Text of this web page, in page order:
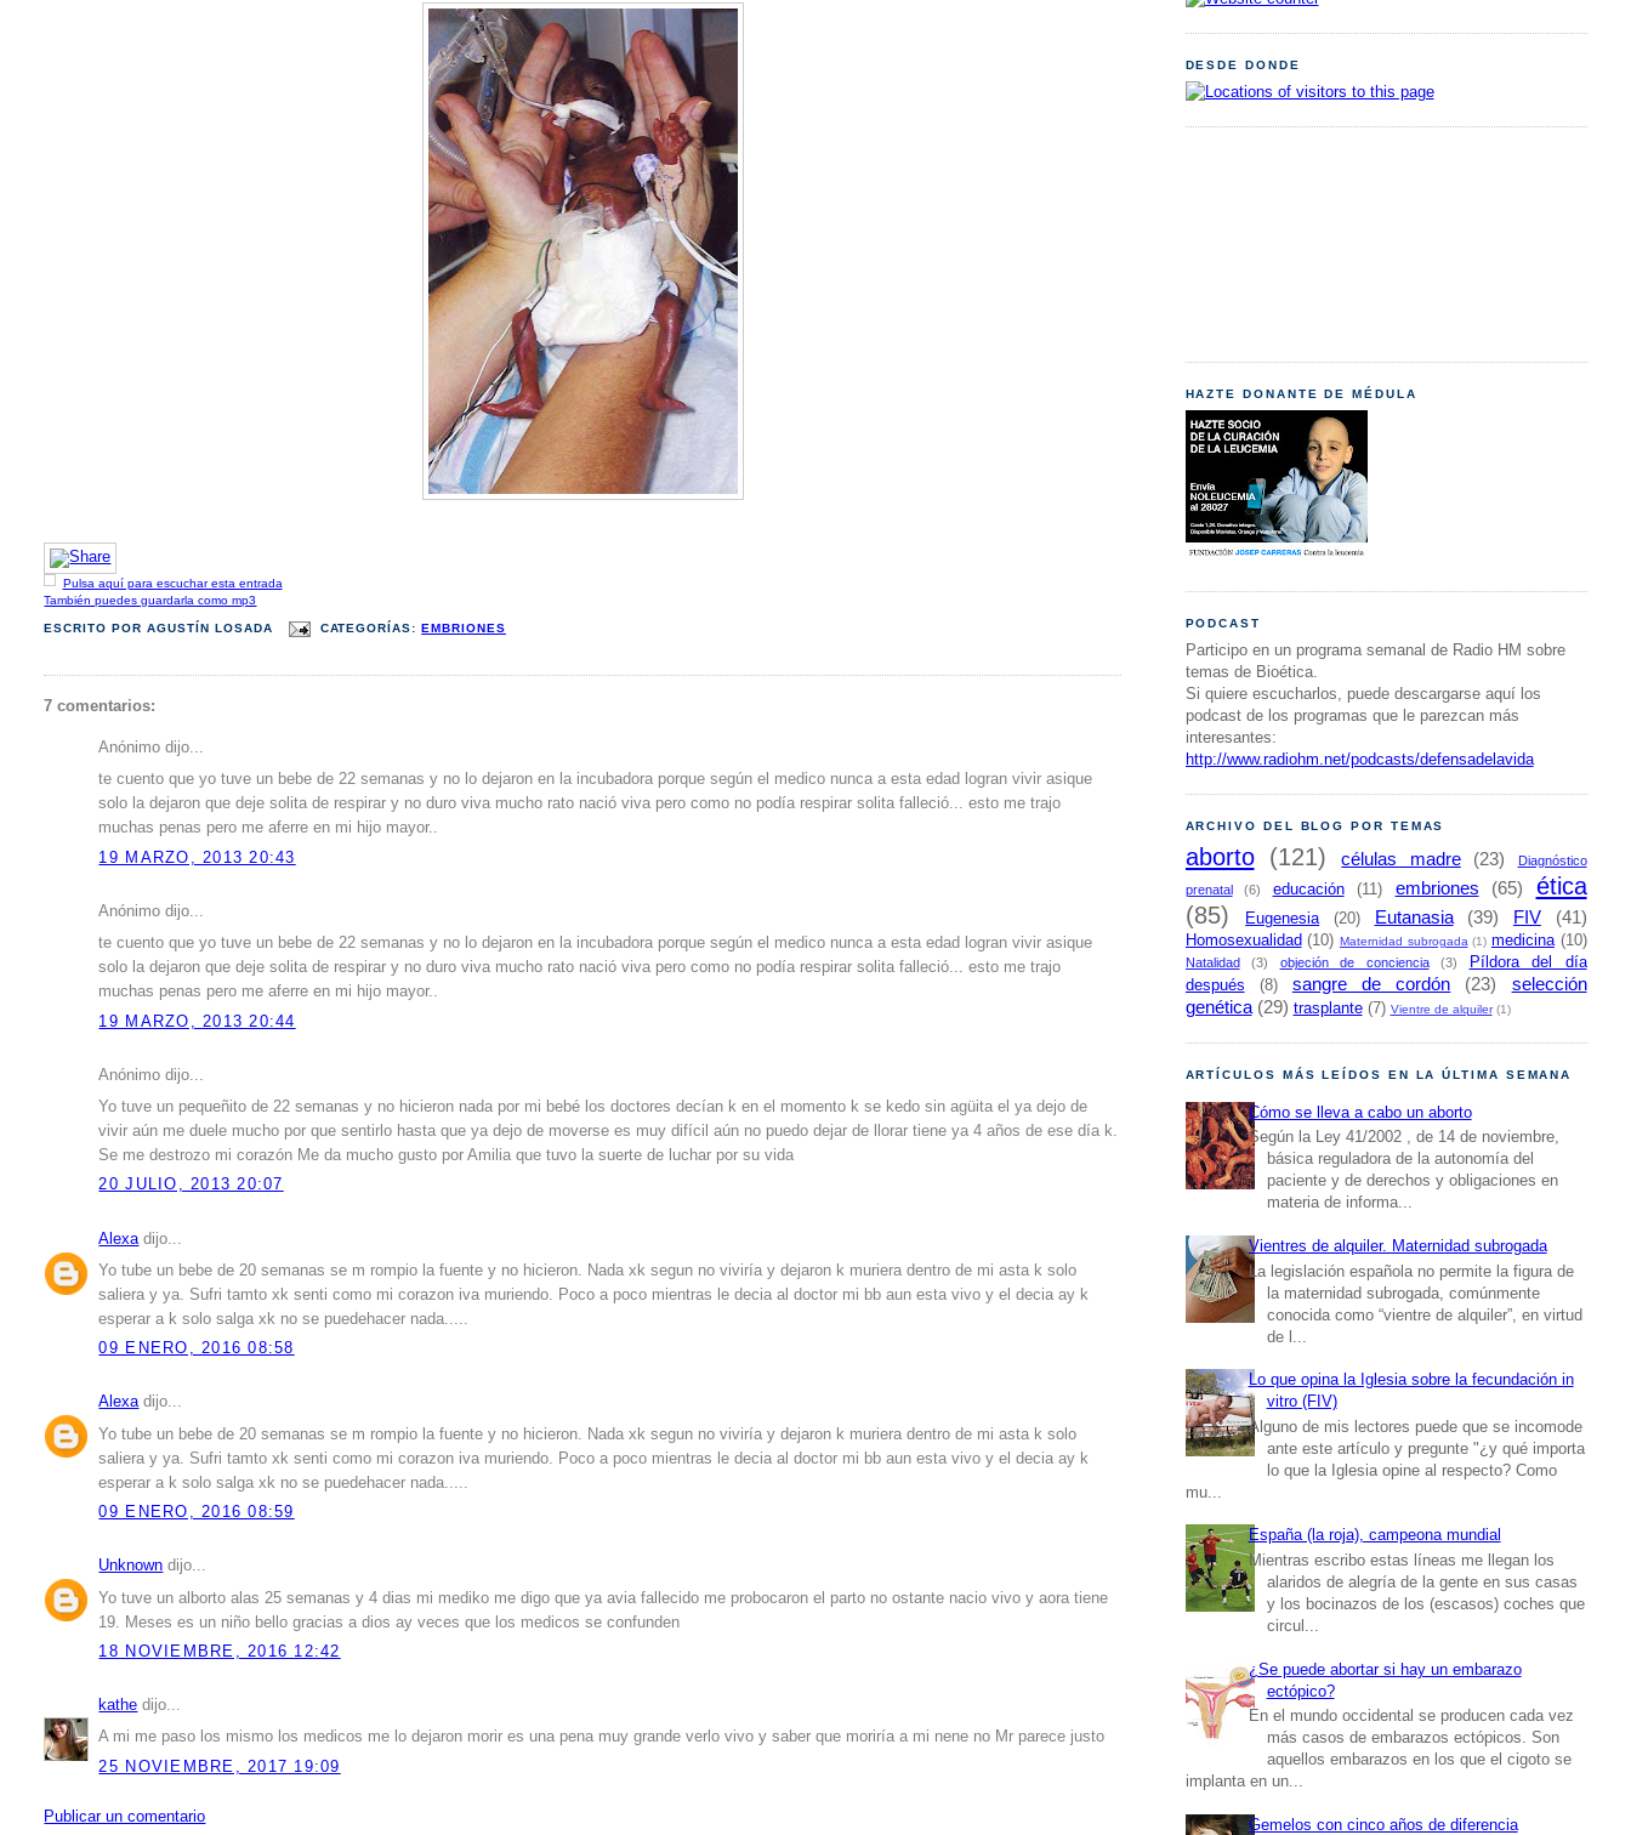
Pulsa aquí para escuchar esta entrada
También puedes guardarla como mp3
ESCRITO PORAGUSTÍN LOSADA CATEGORÍAS: EMBRIONES
7 comentarios:
Anónimo dijo...
te cuento que yo tuve un bebe de 22 semanas y no lo dejaron en la incubadora porque según el medico nunca a esta edad logran vivir asique
solo la dejaron que deje solita de respirar y no duro viva mucho rato nació viva pero como no podía respirar solita falleció... esto me trajo
muchas penas pero me aferre en mi hijo mayor..
19 MARZO, 2013 20:43
Anónimo dijo...
te cuento que yo tuve un bebe de 22 semanas y no lo dejaron en la incubadora porque según el medico nunca a esta edad logran vivir asique
solo la dejaron que deje solita de respirar y no duro viva mucho rato nació viva pero como no podía respirar solita falleció... esto me trajo
muchas penas pero me aferre en mi hijo mayor..
19 MARZO, 2013 20:44
Anónimo dijo...
Yo tuve un pequeñito de 22 semanas y no hicieron nada por mi bebé los doctores decían k en el momento k se kedo sin agüita el ya dejo de
vivir aún me duele mucho por que sentirlo hasta que ya dejo de moverse es muy difícil aún no puedo dejar de llorar tiene ya 4 años de ese día k.
Se me destrozo mi corazón Me da mucho gusto por Amilia que tuvo la suerte de luchar por su vida
20 JULIO, 2013 20:07
Alexa dijo...
Yo tube un bebe de 20 semanas se m rompio la fuente y no hicieron. Nada xk segun no viviría y dejaron k muriera dentro de mi asta k solo
saliera y ya. Sufri tamto xk senti como mi corazon iva muriendo. Poco a poco mientras le decia al doctor mi bb aun esta vivo y el decia ay k
esperar a k solo salga xk no se puedehacer nada.....
09 ENERO, 2016 08:58
Alexadijo...
Yo tube un bebe de 20 semanas se m rompio la fuente y no hicieron. Nada xk segun no viviría y dejaron k muriera dentro de mi asta k solo
saliera y ya. Sufri tamto xk senti como mi corazon iva muriendo. Poco a poco mientras le decia al doctor mi bb aun esta vivo y el decia ay k
esperar a k solo salga xk no se puedehacer nada.....
09 ENERO, 2016 08:59
Unknown dijo...
Yo tuve un alborto alas 25 semanas y 4 dias mi mediko me digo que ya avia fallecido me probocaron el parto no ostante nacio vivo y aora tiene
19. Meses es un niño bello gracias a dios ay veces que los medicos se confunden
18 NOVIEMBRE, 2016 12:42
kathe dijo...
A mi me paso los mismo los medicos me lo dejaron morir es una pena muy grande verlo vivo y saber que moriría a mi nene no Mr parece justo
25 NOVIEMBRE, 2017 19:09
Publicar un comentario
DESDE DONDE
HAZTE DONANTE DE MÉDULA
PODCAST
Participo en un programa semanal de Radio HM sobre
temas de Bioética.
Si quiere escucharlos, puede descargarse aquí los
podcast de los programas que le parezcan más
interesantes:
http://www.radiohm.net/podcasts/defensadelavida
ARCHIVO DEL BLOG POR TEMAS
aborto (121) células madre (23)
Diagnóstico
prenatal
(6) educación (11) embriones (65)
ética
(85)
Eugenesia (20) Eutanasia (39) FIV (41)
Homosexualidad (10) Maternidad subrogada (1) medicina (10)
Natalidad (3) objeción de conciencia (3)
Píldora del día
después
(8) sangre de cordón (23)
selección
genética (29) trasplante (7) Vientre de alquiler (1)
ARTÍCULOS MÁS LEÍDOS EN LA ÚLTIMA SEMANA
Cómo se lleva a cabo un aborto
Según la Ley 41/2002 , de 14 de noviembre,
básica reguladora de la autonomía del
paciente y de derechos y obligaciones en
materia de informa...
Vientres de alquiler. Maternidad subrogada
La legislación española no permite la figura de
la maternidad subrogada, comúnmente
conocida como “vientre de alquiler”, en virtud
de l...
Lo que opina la Iglesia sobre la fecundación in
vitro (FIV)
Alguno de mis lectores puede que se incomode
ante este artículo y pregunte "¿y qué importa
lo que la Iglesia opine al respecto? Como
mu...
España (la roja), campeona mundial
Mientras escribo estas líneas me llegan los
alaridos de alegría de la gente en sus casas
y los bocinazos de los (escasos) coches que
circul...
¿Se puede abortar si hay un embarazo
ectópico?
En el mundo occidental se producen cada vez
más casos de embarazos ectópicos. Son
aquellos embarazos en los que el cigoto se
implanta en un...
Gemelos con cinco años de diferencia